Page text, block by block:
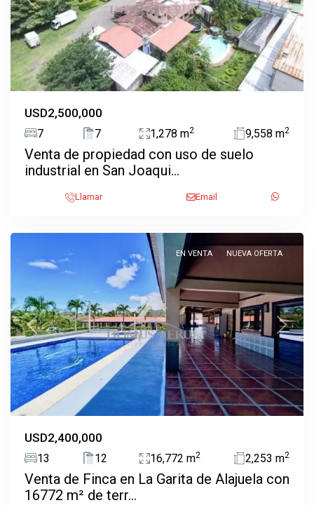
Previous Next
USD2,500,000
7 7 1,278 m2 9,558 m2
Venta de propiedad con uso de suelo
industrial en San Joaqui...
Llamar Email
Previous Next
EN VENTA NUEVA OFERTA
USD2,400,000
13 12 16,772 m2 2,253 m2
Venta de Finca en La Garita de Alajuela con
16772 m² de terr...
Coyol,